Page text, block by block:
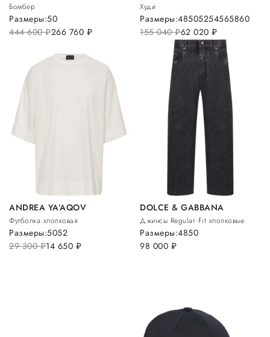
Бомбер
444 600руб.266 760 руб.
Размеры:50
Худи
155 040руб.62 020руб.
Размеры:48505254565860
ANDREA YA’AQOV
Футболка хлопковая
29 300руб.14 650 руб.
Размеры:5052
DOLCE & GABBANA
Джинсы Regular Fit хлопковые
98 000 руб.
Размеры:4850